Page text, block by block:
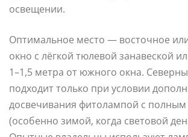
освещении.
Оптимальное место — восточное
окно с лёгкой тюлевой занавеской
1–1,5 метра от южного окна.
подходит только при условии
досвечивания фитолампой с полным
(особенно зимой, когда световой